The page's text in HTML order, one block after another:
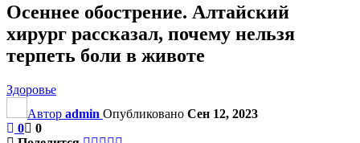
Осеннее обострение. Алтайский
хирург рассказал, почему нельзя
терпеть боли в животе
Здоровье
Автор admin Опубликовано Сен 12, 2023
0
0